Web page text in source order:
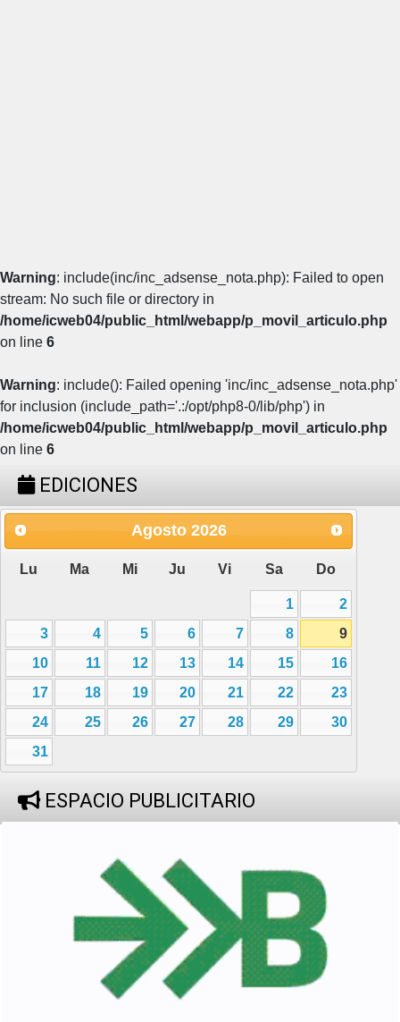
Warning: include(inc/inc_adsense_nota.php): Failed to open
stream: No such file or directory in
/home/icweb04/public_html/webapp/p_movil_articulo.php
on line 6
Warning: include(): Failed opening 'inc/inc_adsense_nota.php'
for inclusion (include_path='.:/opt/php8-0/lib/php') in
/home/icweb04/public_html/webapp/p_movil_articulo.php
on line 6
EDICIONES
Agosto 2026
Lu Ma Mi Ju Vi Sa Do
1
2
3
4 5 6 7 8
9
10
11 12 13 14 15
16
17
18 19 20 21 22
23
24
25 26 27 28 29
30
31
ESPACIO PUBLICITARIO